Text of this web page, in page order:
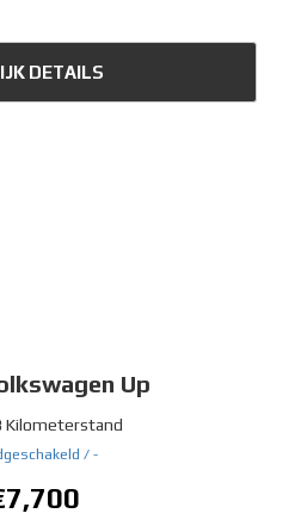
DETAILS
Up
Kilometerstand
/ -